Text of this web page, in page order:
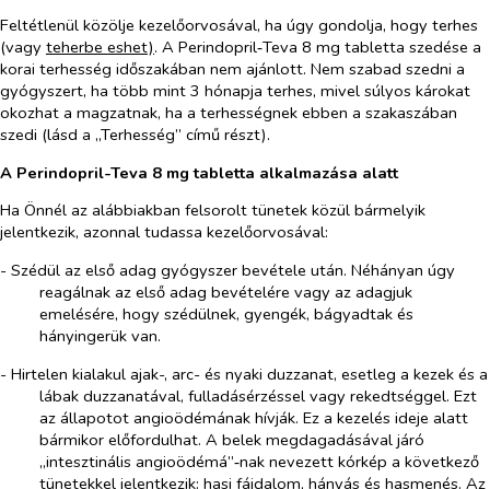
Feltétlenül közölje kezelőorvosával, ha úgy gondolja, hogy terhes
(vagy teherbe eshet). A Perindopril‑Teva 8 mg tabletta szedése a
korai terhesség időszakában nem ajánlott. Nem szabad szedni a
gyógyszert, ha több mint 3 hónapja terhes, mivel súlyos károkat
okozhat a magzatnak, ha a terhességnek ebben a szakaszában
szedi (lásd a „Terhesség” című részt).
A Perindopril-Teva 8 mg tabletta alkalmazása alatt
Ha Önnél az alábbiakban felsorolt tünetek közül bármelyik
jelentkezik, azonnal tudassa kezelőorvosával:
- Szédül az első adag gyógyszer bevétele után. Néhányan úgy
reagálnak az első adag bevételére vagy az adagjuk
emelésére, hogy szédülnek, gyengék, bágyadtak és
hányingerük van.
- Hirtelen kialakul ajak-, arc- és nyaki duzzanat, esetleg a kezek és a
lábak duzzanatával, fulladásérzéssel vagy rekedtséggel. Ezt
az állapotot angioödémának hívják. Ez a kezelés ideje alatt
bármikor előfordulhat. A belek megdagadásával járó
„intesztinális angioödémá”‑nak nevezett kórkép a következő
tünetekkel jelentkezik: hasi fájdalom, hányás és hasmenés. Az